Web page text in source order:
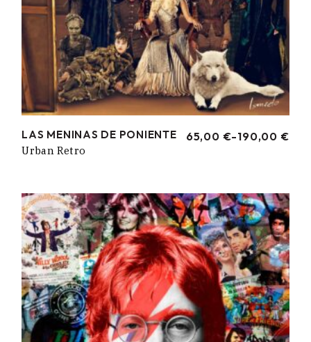
LAS MENINAS DE PONIENTE 65,00 €-190,00 €
RANGO
HASTA
190,00 €
Urban Retro